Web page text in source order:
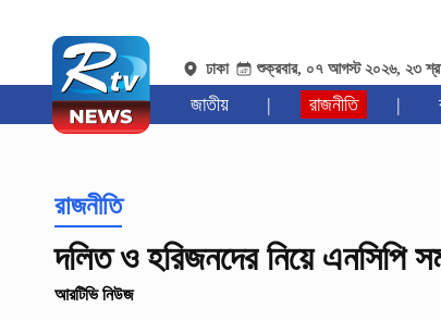
ঢাকা শুক্রবার, ০৭ আগস্ট ২০২৬, ২৩
জাতীয় | রাজনীতি |
রাজনীতি
দলিত ও হরিজনদের নিয়ে এনসিপি
আরটিভি নিউজ